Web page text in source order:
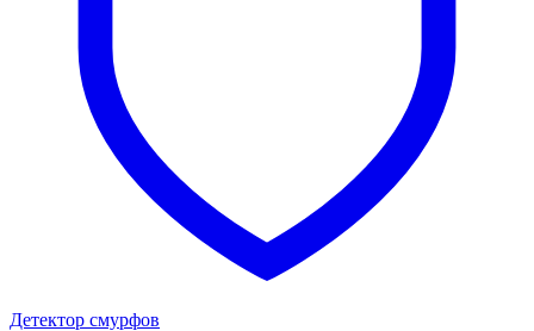
Детектор смурфов